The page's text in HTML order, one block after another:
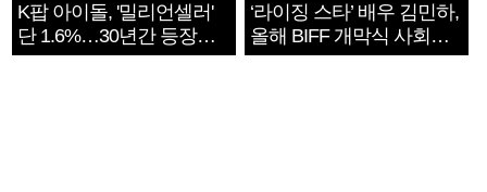
K팝 아이돌, '밀리언셀러'
단 1.6%…30년간 등장
1182개팀 전수조사
‘라이징 스타’ 배우 김민하,
올해 BIFF 개막식 사회자
확정